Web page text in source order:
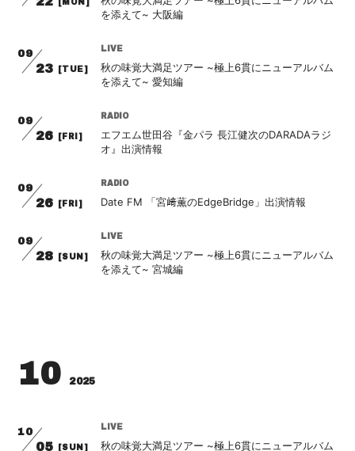
[MON]
を添えて~ 大阪編
09
23 [TUE]
LIVE
秋の味覚大満足ツアー ~極上6貫にニューアルバム
を添えて~ 愛知編
09
26 [FRI]
RADIO
エフエム世田谷『金パラ 長江健次のDARADAラジ
オ』出演情報
09
26 [FRI]
RADIO
Date FM 「宮﨑薫のEdgeBridge」出演情報
09
28 [SUN]
LIVE
秋の味覚大満足ツアー ~極上6貫にニューアルバム
を添えて~ 宮城編
10 2025
10
05 [SUN]
LIVE
秋の味覚大満足ツアー ~極上6貫にニューアルバム